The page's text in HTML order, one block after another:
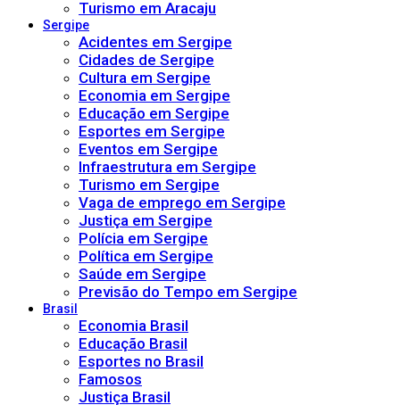
Turismo em Aracaju
Sergipe
Acidentes em Sergipe
Cidades de Sergipe
Cultura em Sergipe
Economia em Sergipe
Educação em Sergipe
Esportes em Sergipe
Eventos em Sergipe
Infraestrutura em Sergipe
Turismo em Sergipe
Vaga de emprego em Sergipe
Justiça em Sergipe
Polícia em Sergipe
Política em Sergipe
Saúde em Sergipe
Previsão do Tempo em Sergipe
Brasil
Economia Brasil
Educação Brasil
Esportes no Brasil
Famosos
Justiça Brasil